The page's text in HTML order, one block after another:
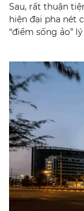
Sau, rất thuận
hiện đại pha nét
“điểm sống ảo”